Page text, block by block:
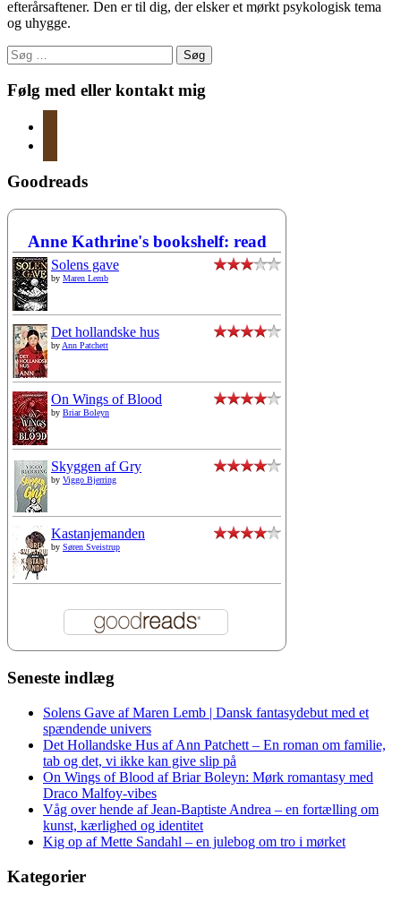
efterårsaftener. Den er til dig, der elsker et mørkt psykologisk tema
og uhygge.
Søg
efter:
Følg med eller kontakt mig
Goodreads
Anne Kathrine's bookshelf: read
Solens gave
by Maren Lemb
Det hollandske hus
byAnn Patchett
On Wings of Blood
by Briar Boleyn
Skyggen af Gry
by Viggo Bjerring
Kastanjemanden
by Søren Sveistrup
Seneste indlæg
Solens Gave af Maren Lemb | Dansk fantasydebut med et
spændende univers
Det Hollandske Hus af Ann Patchett – En roman om familie,
tab og det, vi ikke kan give slip på
On Wings of Blood af Briar Boleyn: Mørk romantasy med
Draco Malfoy-vibes
Våg over hende af Jean-Baptiste Andrea – en fortælling om
kunst, kærlighed og identitet
Kig op af Mette Sandahl – en julebog om tro i mørket
Kategorier